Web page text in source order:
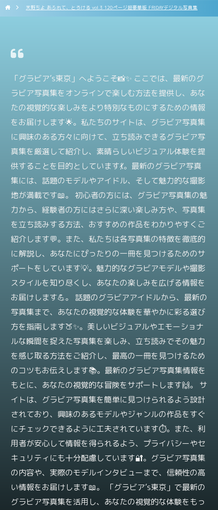
天野ちよ あふれて、とろける vol.3 120ページ超豪華版 FRIDAYデジタル写真集
「グラビア’s東京」へようこそ📸✨ ここでは、最新のグ
ラビア写真集をオンラインで楽しむ方法を提供し、あな
たの視覚的な楽しみをより特別なものにするための情報
をお届けします🌟。私たちのサイトは、グラビア写真集
に興味のある方々に向けて、立ち読みできるグラビア写
真集を厳選して紹介し、素晴らしいビジュアル体験を提
供することを目的としています💃。最新のグラビア写真
集には、話題のモデルやアイドル、そして魅力的な撮影
地が満載です📖。 初心者の方には、グラビア写真集の魅
力から、経験者の方にはさらに深い楽しみ方や、写真集
を立ち読みする方法、おすすめの作品をわかりやすくご
紹介します💬。また、私たちは各写真集の特徴を徹底的
に解説し、あなたにぴったりの一冊を見つけるためのサ
ポートをしています💡。魅力的なグラビアモデルや撮影
スタイルを知り尽くし、あなたの楽しみを広げる情報を
お届けします💪。 話題のグラビアアイドルから、最新の
写真集まで、あなたの視覚的な体験を華やかに彩る選び
方を指南します🍑✨。美しいビジュアルやエモーショナ
ルな瞬間を捉えた写真集を楽しみ、立ち読みでその魅力
を感じ取る方法をご紹介し、最高の一冊を見つけるため
のコツもお伝えします📚。最新のグラビア写真集情報を
もとに、あなたの視覚的な冒険をサポートします🙌。 サ
イトは、グラビア写真集を簡単に見つけられるよう設計
されており、興味のあるモデルやジャンルの作品をすぐ
にチェックできるように工夫されています⏱️。また、利
用者が安心して情報を得られるよう、プライバシーやセ
キュリティにも十分配慮しています🔐。グラビア写真集
の内容や、実際のモデルインタビューまで、信頼性の高
い情報をお届けします📖。 「グラビア’s東京」で最新の
グラビア写真集を活用し、あなたの視覚的な体験をもっ